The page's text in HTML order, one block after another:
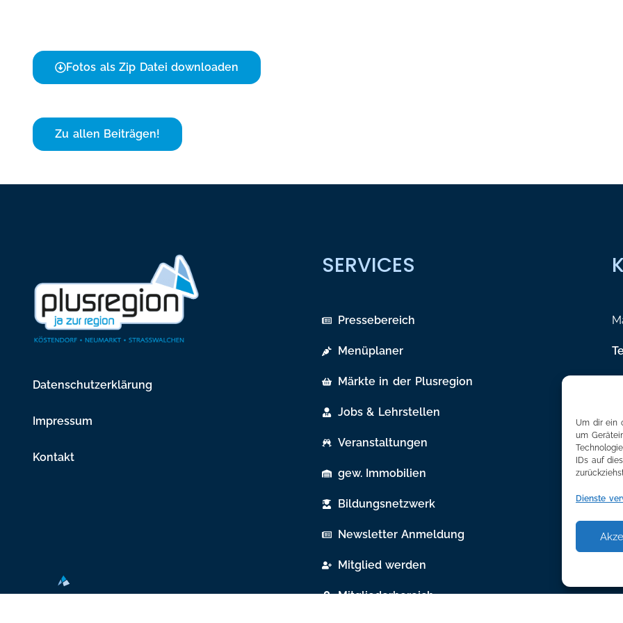
Um dir ein
um
IDs auf
Dienste
Fotos als Zip Datei downloaden
Zu allen Beiträgen!
Datenschutzerklärung
Impressum
Kontakt
SERVICES
Pressebereich
Menüplaner
Märkte in der Plusregion
Jobs & Lehrstellen
Veranstaltungen
gew. Immobilien
Bildungsnetzwerk
Newsletter Anmeldung
Mitglied werden
Mitgliederbereich